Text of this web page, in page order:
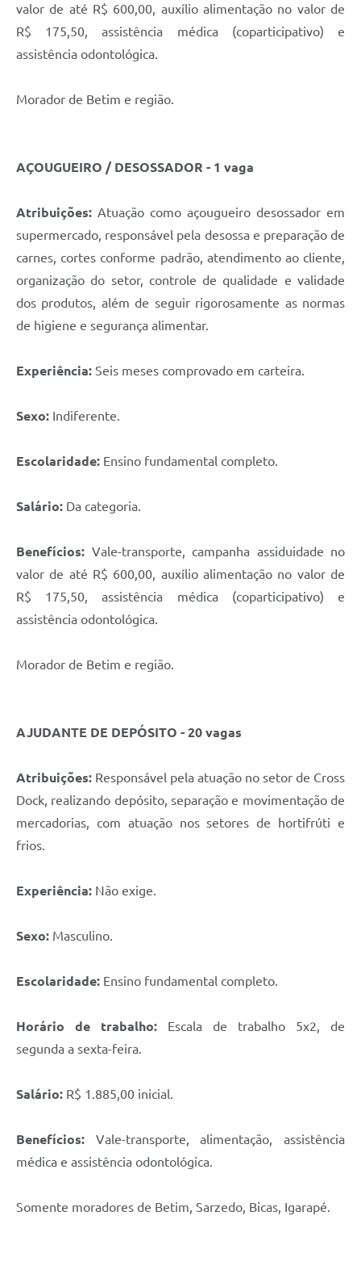
valor de até R$ 600,00, auxílio alimentação no valor de
R$ 175,50, assistência médica (coparticipativo) e
assistência odontológica.
Morador de Betim e região.
AÇOUGUEIRO / DESOSSADOR - 1 vaga
Atribuições: Atuação como açougueiro desossador em
supermercado, responsável pela desossa e preparação de
carnes, cortes conforme padrão, atendimento ao cliente,
organização do setor, controle de qualidade e validade
dos produtos, além de seguir rigorosamente as normas
de higiene e segurança alimentar.
Experiência: Seis meses comprovado em carteira.
Sexo: Indiferente.
Escolaridade: Ensino fundamental completo.
Salário: Da categoria.
Benefícios: Vale-transporte, campanha assiduidade no
valor de até R$ 600,00, auxílio alimentação no valor de
R$ 175,50, assistência médica (coparticipativo) e
assistência odontológica.
Morador de Betim e região.
AJUDANTE DE DEPÓSITO - 20 vagas
Atribuições: Responsável pela atuação no setor de Cross
Dock, realizando depósito, separação e movimentação de
mercadorias, com atuação nos setores de hortifrúti e
frios.
Experiência: Não exige.
Sexo: Masculino.
Escolaridade: Ensino fundamental completo.
Horário de trabalho: Escala de trabalho 5x2, de
segunda a sexta-feira.
Salário: R$ 1.885,00 inicial.
Benefícios: Vale-transporte, alimentação, assistência
médica e assistência odontológica.
Somente moradores de Betim, Sarzedo, Bicas, Igarapé.